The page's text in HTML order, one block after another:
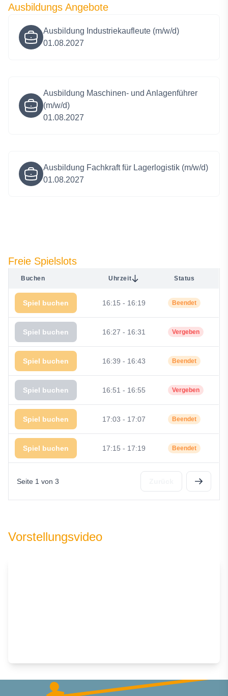
Ausbildungs Angebote
Ausbildung Industriekaufleute (m/w/d)
01.08.2027
Ausbildung Maschinen- und Anlagenführer
(m/w/d)
01.08.2027
Ausbildung Fachkraft für Lagerlogistik (m/w/d)
01.08.2027
Freie Spielslots
Buchen Uhrzeit Status
Spiel buchen 16:15 - 16:19 Beendet
Spiel buchen 16:27 - 16:31 Vergeben
Spiel buchen 16:39 - 16:43 Beendet
Spiel buchen 16:51 - 16:55 Vergeben
Spiel buchen 17:03 - 17:07 Beendet
Spiel buchen 17:15 - 17:19 Beendet
Seite 1 von 3
Vorstellungsvideo